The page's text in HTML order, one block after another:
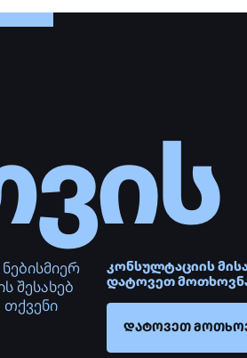
კონსულტაციის მისაღებად
დატოვეთ მოთხოვნა.
info@onedev.ge
ᲒᲕᲔᲠᲓᲘᲡ